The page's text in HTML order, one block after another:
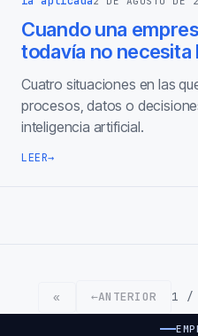
Cuando una
todavía no necesita
Cuatro situaciones en las
procesos, datos o
inteligencia artificial.
LEER→
« ←ANTERIOR 1 /